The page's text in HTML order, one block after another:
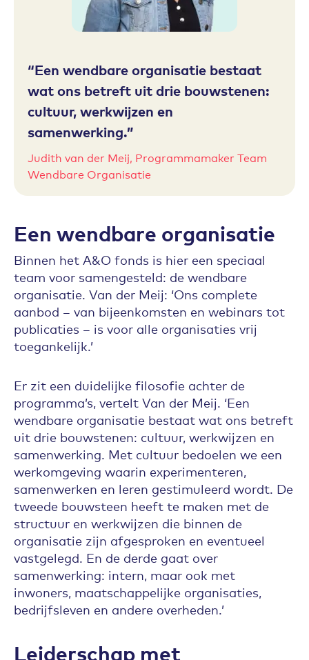
Een wendbare organisatie bestaat
wat ons betreft uit drie bouwstenen:
cultuur, werkwijzen en
samenwerking.
Judith van der Meij, Programmamaker Team
Wendbare Organisatie
Een wendbare organisatie
Binnen het A&O fonds is hier een speciaal
team voor samengesteld: de wendbare
organisatie. Van der Meij: ‘Ons complete
aanbod – van bijeenkomsten en webinars tot
publicaties – is voor alle organisaties vrij
toegankelijk.’
Er zit een duidelijke filosofie achter de
programma’s, vertelt Van der Meij. ‘Een
wendbare organisatie bestaat wat ons betreft
uit drie bouwstenen: cultuur, werkwijzen en
samenwerking. Met cultuur bedoelen we een
werkomgeving waarin experimenteren,
samenwerken en leren gestimuleerd wordt. De
tweede bouwsteen heeft te maken met de
structuur en werkwijzen die binnen de
organisatie zijn afgesproken en eventueel
vastgelegd. En de derde gaat over
samenwerking: intern, maar ook met
inwoners, maatschappelijke organisaties,
bedrijfsleven en andere overheden.’
Leiderschap met